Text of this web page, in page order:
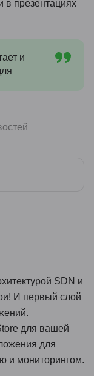
в презентациях
и
SDN и
И первый слой
для вашей
для
и мониторингом.